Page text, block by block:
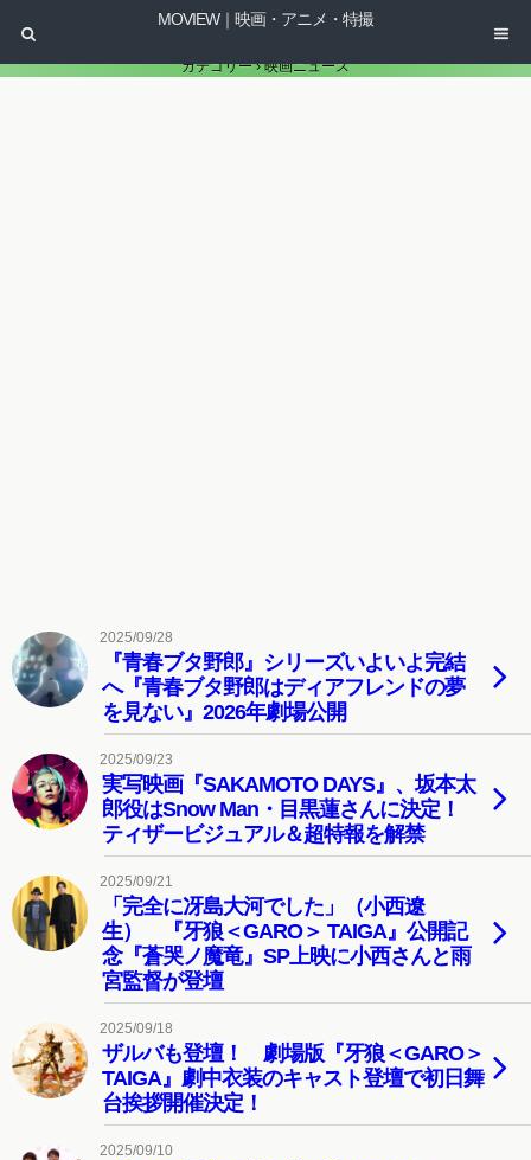
MOVIEW｜映画・アニメ・特撮
カテゴリー ›映画ニュース
2025/09/28
『青春ブタ野郎』シリーズいよいよ完結
へ『青春ブタ野郎はディアフレンドの夢
を見ない』2026年劇場公開
2025/09/23
実写映画『SAKAMOTO DAYS』、坂本太
郎役はSnow Man・目黒蓮さんに決定！
ティザービジュアル＆超特報を解禁
2025/09/21
「完全に冴島大河でした」（小西遼
生） 『牙狼＜GARO＞ TAIGA』公開記
念『蒼哭ノ魔竜』SP上映に小西さんと雨
宮監督が登壇
2025/09/18
ザルバも登壇！ 劇場版『牙狼＜GARO＞
TAIGA』劇中衣装のキャスト登壇で初日舞
台挨拶開催決定！
2025/09/10